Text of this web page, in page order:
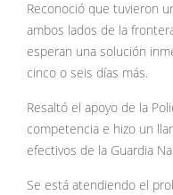
Reconoció que tuvieron
ambos lados de la
esperan una solución
cinco o seis días más.
Resaltó el apoyo de la
competencia e hizo un
efectivos de la Guardia
Se está atendiendo el